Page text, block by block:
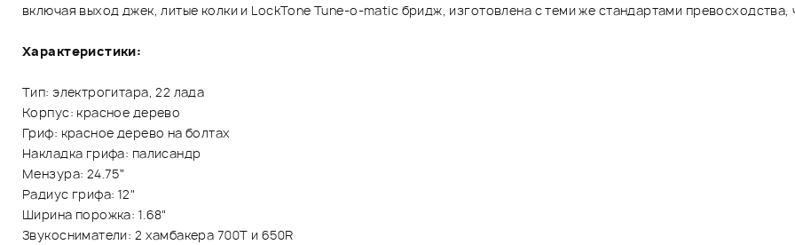
включая выход джек, литые колки и LockTone Tune-o-matic бридж, изготовлена с теми же стандартами превосходства,
Характеристики:
Тип: электрогитара, 22 лада
Корпус: красное дерево
Гриф: красное дерево на болтах
Накладка грифа: палисандр
Мензура: 24.75”
Радиус грифа: 12"
Ширина порожка: 1.68"
Звукосниматели: 2 хамбакера 700T и 650R